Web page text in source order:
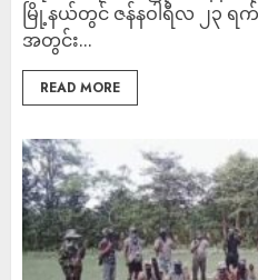
မြို့နယ်တွင် ဇန်နဝါရီလ ၂၃
အတွင်း...
READ MORE